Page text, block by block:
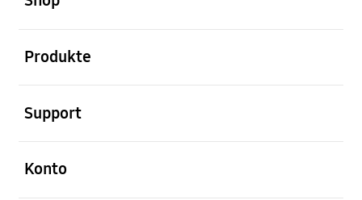
Produkte
Support
Konto